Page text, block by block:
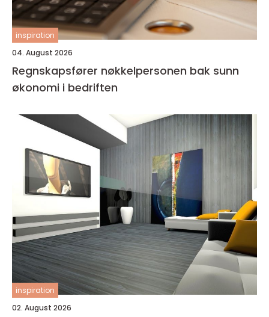
inspiration
04. August 2026
Regnskapsfører nøkkelpersonen bak sunn
økonomi i bedriften
inspiration
02. August 2026